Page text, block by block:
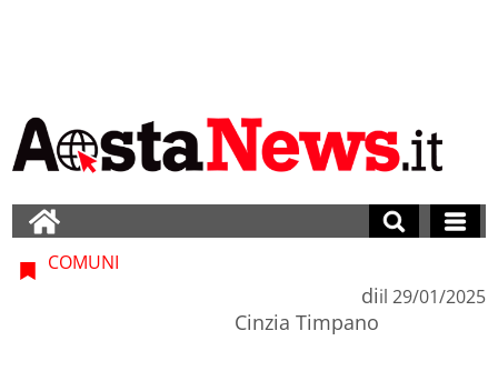
COMUNI
di
Cinzia Timpano
il 29/01/2025